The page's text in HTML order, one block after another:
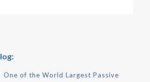
One of the World Largest Passive